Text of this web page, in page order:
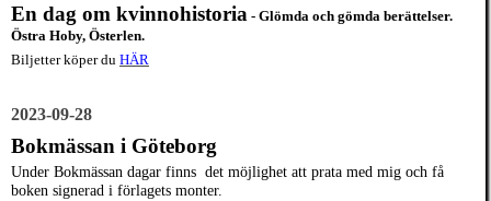
En dag om kvinnohistoria - Glömda och gömda berättelser.
Östra Hoby, Österlen.
Biljetter köper du HÄR
2023-09-28
Bokmässan i Göteborg
Under Bokmässan dagar finns det möjlighet att prata med mig och få
boken signerad i förlagets monter.